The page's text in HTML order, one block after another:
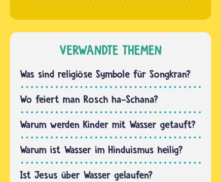
dem
Glauben
und
Muslime
sind die
meisten
Araber
Nachfahren
von
Ismael.
Auch
VERWANDTE THEMEN
Was sind religiöse Symbole für Songkran?
Wo feiert man Rosch ha-Schana?
Warum werden Kinder mit Wasser getauft?
Warum ist Wasser im Hinduismus heilig?
Ist Jesus über Wasser gelaufen?